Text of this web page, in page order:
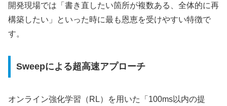
開発現場では「書き直したい箇所が複数ある、全体的に再
構築したい」といった時に最も恩恵を受けやすい特徴で
す。
Sweepによる超高速アプローチ
オンライン強化学習（RL）を用いた「100ms以内の提